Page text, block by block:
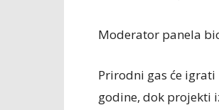
Moderator panela
Prirodni gas će
godine, dok projekti